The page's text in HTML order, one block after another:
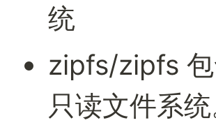
统
zipfs/zipfs
只读文件系